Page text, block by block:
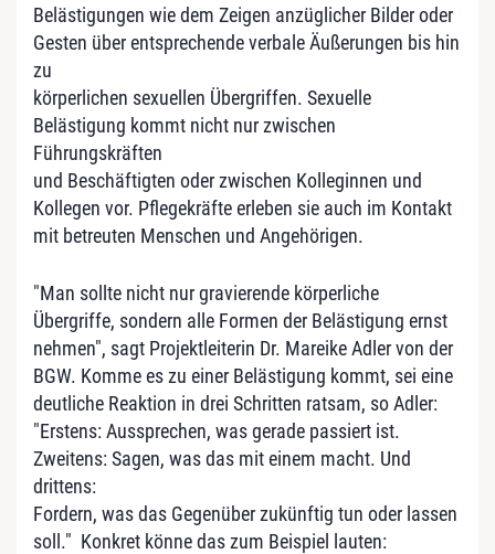
Belästigungen wie dem Zeigen anzüglicher Bilder oder
Gesten über entsprechende verbale Äußerungen bis hin
zu
körperlichen sexuellen Übergriffen. Sexuelle
Belästigung kommt nicht nur zwischen
Führungskräften
und Beschäftigten oder zwischen Kolleginnen und
Kollegen vor. Pflegekräfte erleben sie auch im Kontakt
mit betreuten Menschen und Angehörigen.
"Man sollte nicht nur gravierende körperliche
Übergriffe, sondern alle Formen der Belästigung ernst
nehmen", sagt Projektleiterin Dr. Mareike Adler von der
BGW. Komme es zu einer Belästigung kommt, sei eine
deutliche Reaktion in drei Schritten ratsam, so Adler:
"Erstens: Aussprechen, was gerade passiert ist.
Zweitens: Sagen, was das mit einem macht. Und
drittens:
Fordern, was das Gegenüber zukünftig tun oder lassen
soll." Konkret könne das zum Beispiel lauten: